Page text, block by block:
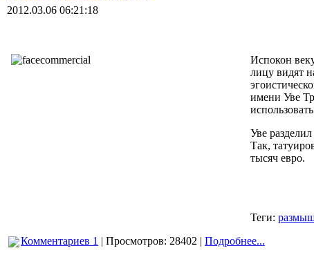
2012.03.06 06:21:18
Испокон
лицу видят
имени Уве
Уве
Так,
тысяч евро.
Теги:
Комментариев 1 | Просмотров: 28402 | Подробнее...